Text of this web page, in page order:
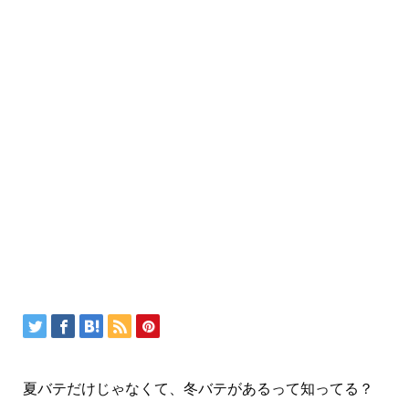
夏バテだけじゃなくて、冬バテがあるって知ってる？